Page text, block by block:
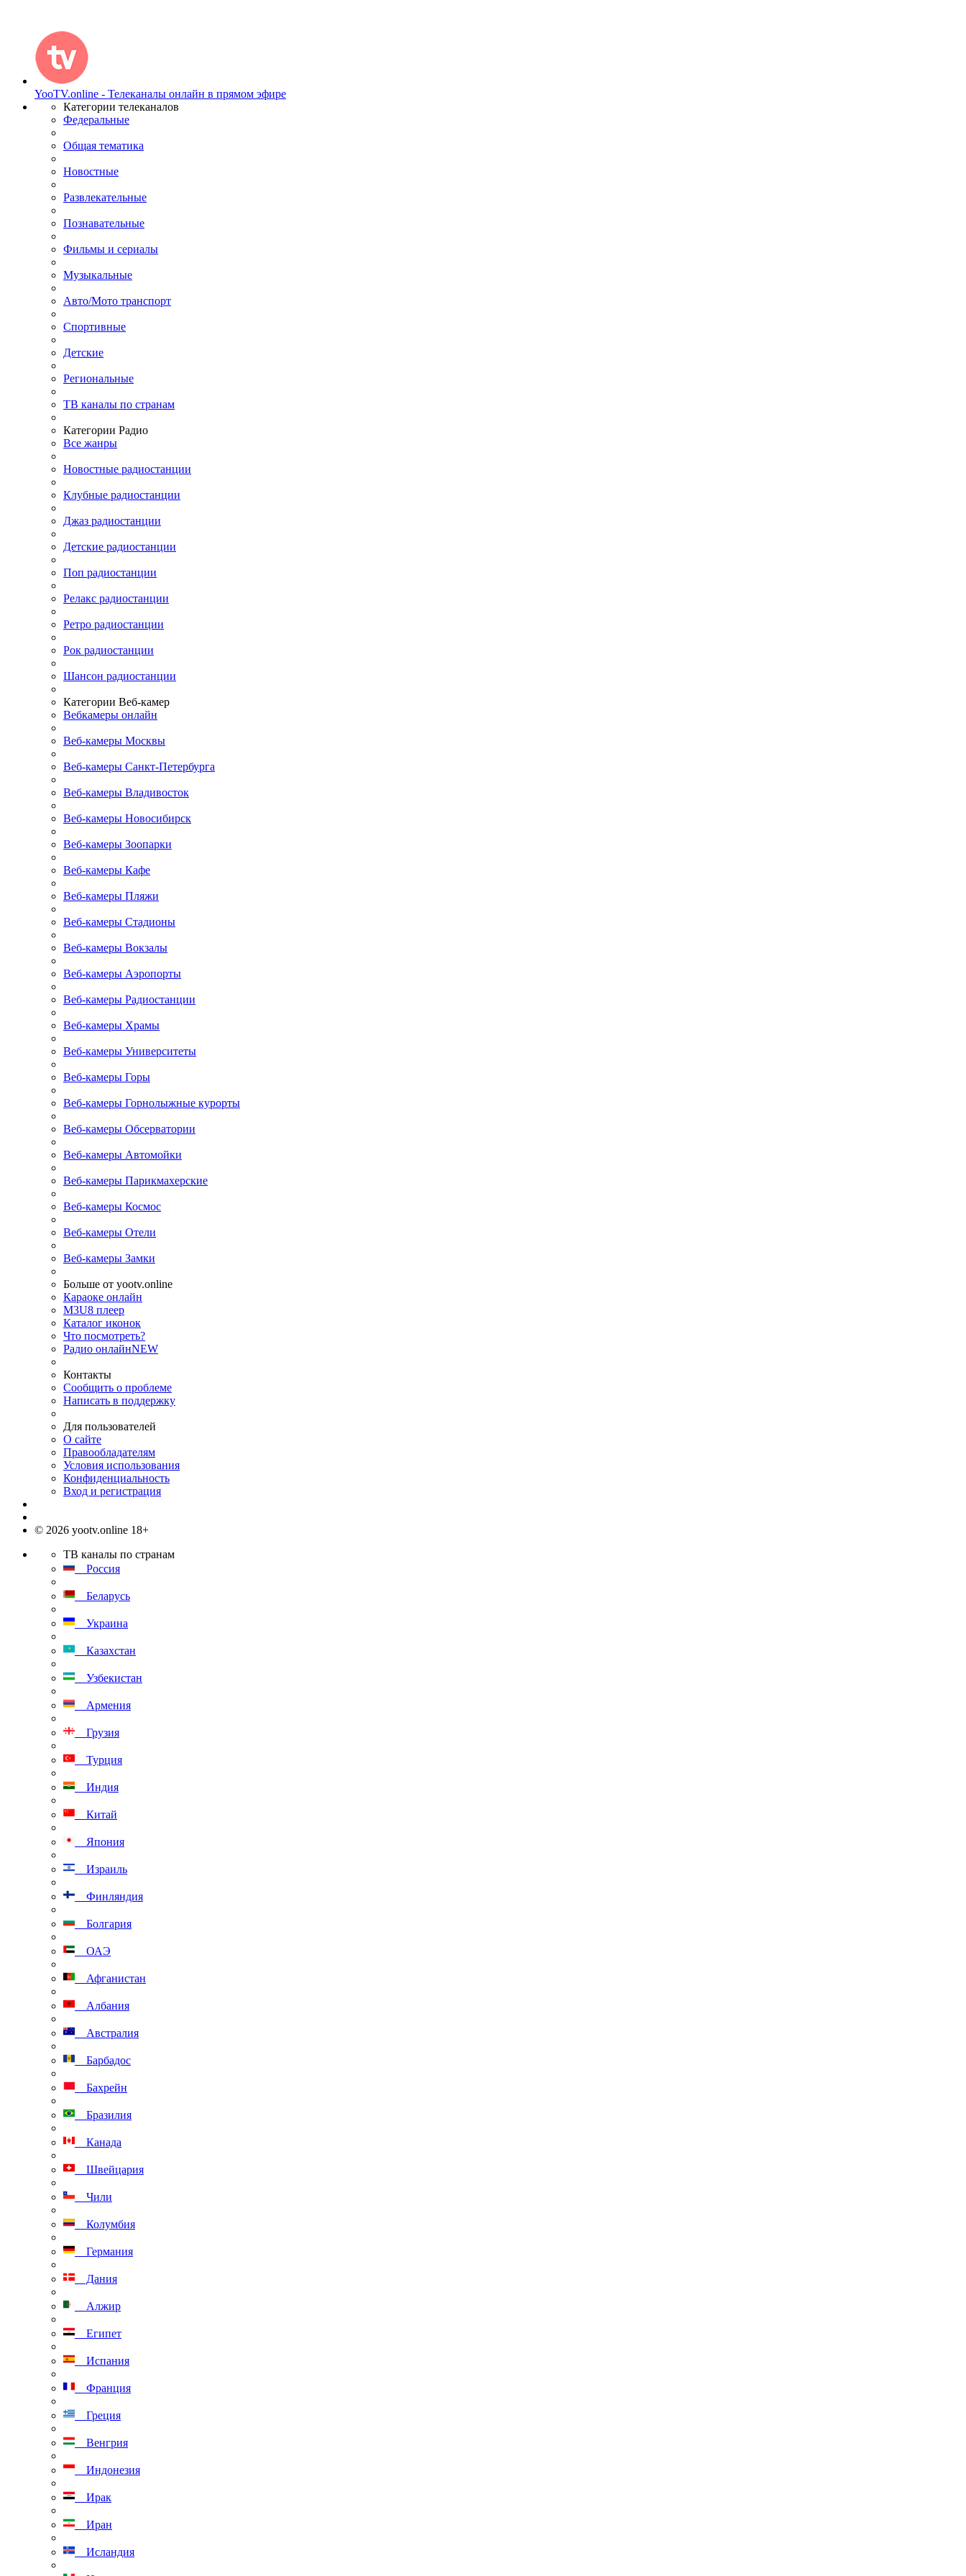
YooTV.online - Телеканалы онлайн в прямом эфире
Категории телеканалов
Федеральные
Общая тематика
Новостные
Развлекательные
Познавательные
Фильмы и сериалы
Музыкальные
Авто/Мото транспорт
Спортивные
Детские
Региональные
ТВ каналы по странам
Категории Радио
Все жанры
Новостные радиостанции
Клубные радиостанции
Джаз радиостанции
Детские радиостанции
Поп радиостанции
Релакс радиостанции
Ретро радиостанции
Рок радиостанции
Шансон радиостанции
Категории Веб-камер
Вебкамеры онлайн
Веб-камеры Москвы
Веб-камеры Санкт-Петербурга
Веб-камеры Владивосток
Веб-камеры Новосибирск
Веб-камеры Зоопарки
Веб-камеры Кафе
Веб-камеры Пляжи
Веб-камеры Стадионы
Веб-камеры Вокзалы
Веб-камеры Аэропорты
Веб-камеры Радиостанции
Веб-камеры Храмы
Веб-камеры Университеты
Веб-камеры Горы
Веб-камеры Горнолыжные курорты
Веб-камеры Обсерватории
Веб-камеры Автомойки
Веб-камеры Парикмахерские
Веб-камеры Космос
Веб-камеры Отели
Веб-камеры Замки
Больше от yootv.online
Караоке онлайн
M3U8 плеер
Каталог иконок
Что посмотреть?
Радио онлайнNEW
Контакты
Сообщить о проблеме
Написать в поддержку
Для пользователей
О сайте
Правообладателям
Условия использования
Конфиденциальность
Вход и регистрация
© 2026 yootv.online 18+
ТВ каналы по странам
Россия
Беларусь
Украина
Казахстан
Узбекистан
Армения
Грузия
Турция
Индия
Китай
Япония
Израиль
Финляндия
Болгария
ОАЭ
Афганистан
Албания
Австралия
Барбадос
Бахрейн
Бразилия
Канада
Швейцария
Чили
Колумбия
Германия
Дания
Алжир
Египет
Испания
Франция
Греция
Венгрия
Индонезия
Ирак
Иран
Исландия